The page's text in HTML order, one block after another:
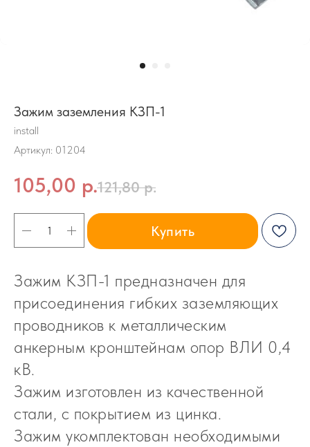
Зажим заземления КЗП-1
install
Артикул: 01204
105,00 р.121,80 р.
Купить
Зажим КЗП-1 предназначен для
присоединения гибких заземляющих
проводников к металлическим
анкерным кронштейнам опор ВЛИ 0,4
кВ.
Зажим изготовлен из качественной
стали, с покрытием из цинка.
Зажим укомплектован необходимыми